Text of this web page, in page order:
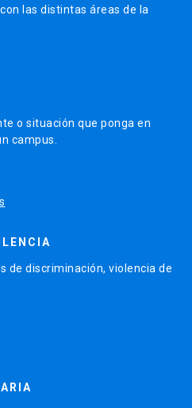
las distintas áreas de la
o situación que ponga en
campus.
de discriminación, violencia de